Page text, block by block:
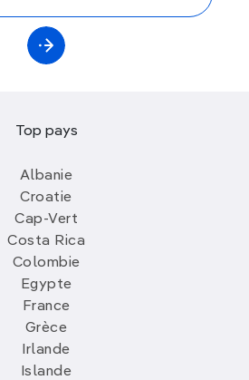
Top pays
Albanie
Croatie
Cap-Vert
Costa Rica
Colombie
Egypte
France
Grèce
Irlande
Islande